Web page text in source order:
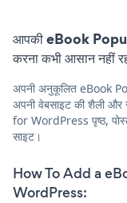
आपकी eBook
करना कभी आसान नहीं
अपनी अनुकूलित eBook
अपनी वेबसाइट की शैली
for WordPress पृष्ठ,
साइट।
How To Add a
WordPress: